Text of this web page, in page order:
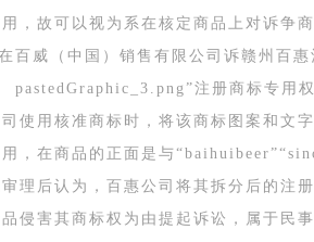
，故可以视为系在核定商品上对诉争商
百威（中国）销售有限公司诉赣州百
”注册商标专用
使用核准商标时，将该商标图案和文
，在商品的正面是与
理后认为，百惠公司将其拆分后的注
侵害其商标权为由提起诉讼，属于民